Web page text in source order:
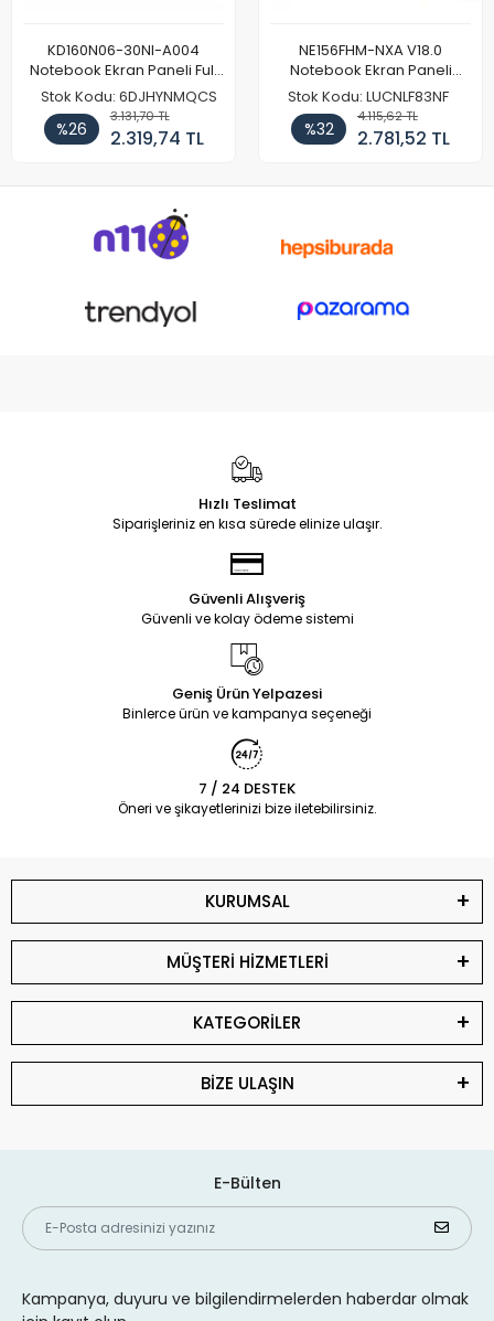
KD160N06-30NI-A004
Notebook Ekran Paneli Full
HD
Stok Kodu: 6DJHYNMQCS
%26
3.131,70 TL
2.319,74 TL
NE156FHM-NXA V18.0
Notebook Ekran Paneli
144Hz
Stok Kodu: LUCNLF83NF
%32
4.115,62 TL
2.781,52 TL
Hızlı Teslimat
Siparişleriniz en kısa sürede elinize ulaşır.
Güvenli Alışveriş
Güvenli ve kolay ödeme sistemi
Geniş Ürün Yelpazesi
Binlerce ürün ve kampanya seçeneği
7 / 24 DESTEK
Öneri ve şikayetlerinizi bize iletebilirsiniz.
KURUMSAL
MÜŞTERİ HİZMETLERİ
KATEGORİLER
BİZE ULAŞIN
E-Bülten
Kampanya, duyuru ve bilgilendirmelerden haberdar olmak